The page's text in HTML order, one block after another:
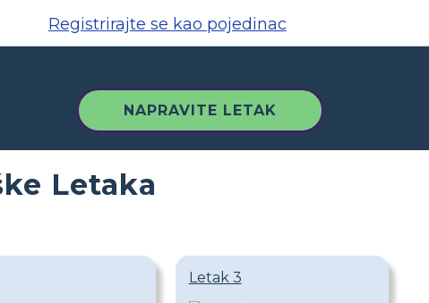
Registrirajte se kao pojedinac
NAPRAVITE LETAK
Letaka
Letak 3